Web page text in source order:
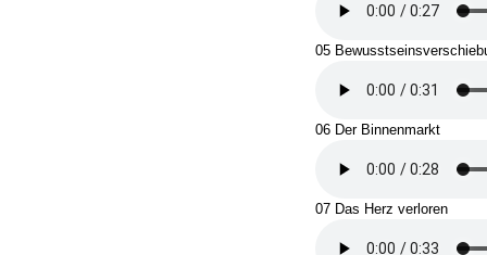
05
06 Der Binnenmarkt
07 Das Herz verloren